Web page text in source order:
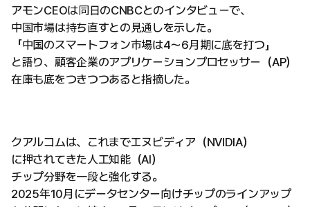
アモンCEOは同日のCNBCとのインタビューで、
中国市場は持ち直すとの見通しを示した。
「中国のスマートフォン市場は4〜6月期に底を打つ」
と語り、顧客企業のアプリケーションプロセッサー（AP）
在庫も底をつきつつあると指摘した。
クアルコムは、これまでエヌビディア（NVIDIA）
に押されてきた人工知能（AI）
チップ分野を一段と強化する。
2025年10月にデータセンター向けチップのラインアップ